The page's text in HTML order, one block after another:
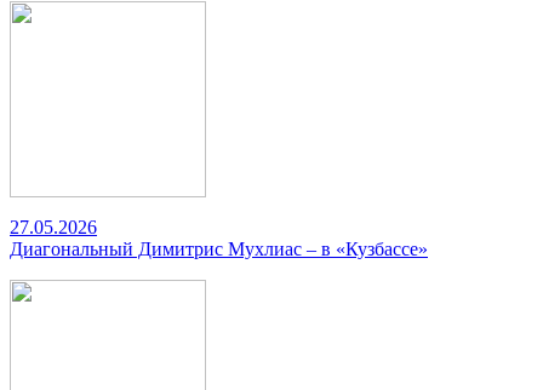
27.05.2026
Диагональный Димитрис Мухлиас – в «Кузбассе»